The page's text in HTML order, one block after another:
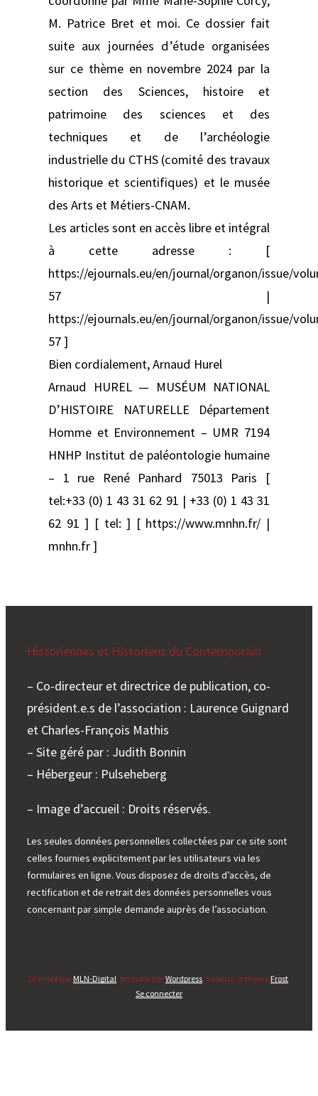
M. Patrice Bret et moi. Ce dossier fait
suite aux journées d’étude organisées
sur ce thème en novembre 2024 par la
section des Sciences, histoire et
patrimoine des sciences et des
techniques et de l’archéologie
industrielle du CTHS (comité des travaux
historique et scientifiques) et le musée
des Arts et Métiers-CNAM.
Les articles sont en accès libre et intégral
à cette adresse : [
https://ejournals.eu/en/journal/organon/issue/
57 |
https://ejournals.eu/en/journal/organon/issue/
57 ]
Bien cordialement, Arnaud Hurel
Arnaud HUREL — MUSÉUM NATIONAL
D’HISTOIRE NATURELLE Département
Homme et Environnement – UMR 7194
HNHP Institut de paléontologie humaine
– 1 rue René Panhard 75013 Paris [
tel:+33 (0) 1 43 31 62 91 | +33 (0) 1 43 31
62 91 ] [ tel: ] [ https://www.mnhn.fr/ |
mnhn.fr ]
Historiennes et Historiens du Contemporain
– Co-directeur et directrice de publication, co-
président.e.s de l’association : Laurence Guignard
et Charles-François Mathis
– Site géré par : Judith Bonnin
– Hébergeur : Pulseheberg
– Image d’accueil : Droits réservés.
Les seules données personnelles collectées par ce site sont
celles fournies explicitement par les utilisateurs via les
formulaires en ligne. Vous disposez de droits d’accès, de
rectification et de retrait des données personnelles vous
concernant par simple demande auprès de l’association.
Site créé par MLN-Digital , propulsé parWordpress , basé sur le thème Frost.
Se connecter